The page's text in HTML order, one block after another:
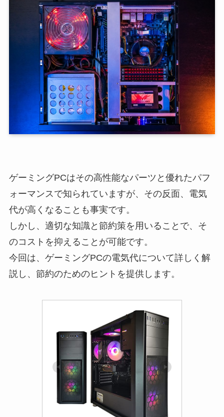
ゲーミングPCはその高性能なパーツと優れたパフ
ォーマンスで知られていますが、その反面、電気
代が高くなることも事実です。
しかし、適切な知識と節約策を用いることで、そ
のコストを抑えることが可能です。
今回は、ゲーミングPCの電気代について詳しく解
説し、節約のためのヒントを提供します。